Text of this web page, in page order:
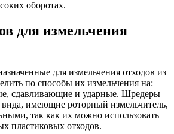
оборотах.
для измельчения
для измельчения отходов из
по способы их измельчения на:
сдавливающие и ударные. Шредеры
вида, имеющие роторный измельчитель,
так как их можно использовать
пластиковых отходов.